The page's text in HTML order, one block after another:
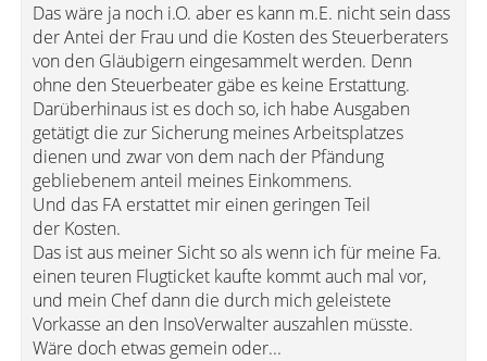
Das wäre ja noch i.O. aber es kann m.E. nicht sein dass
der Antei der Frau und die Kosten des Steuerberaters
von den Gläubigern eingesammelt werden. Denn
ohne den Steuerbeater gäbe es keine Erstattung.
Darüberhinaus ist es doch so, ich habe Ausgaben
getätigt die zur Sicherung meines Arbeitsplatzes
dienen und zwar von dem nach der Pfändung
gebliebenem anteil meines Einkommens.
Und das FA erstattet mir einen geringen Teil
der Kosten.
Das ist aus meiner Sicht so als wenn ich für meine Fa.
einen teuren Flugticket kaufte kommt auch mal vor,
und mein Chef dann die durch mich geleistete
Vorkasse an den InsoVerwalter auszahlen müsste.
Wäre doch etwas gemein oder...